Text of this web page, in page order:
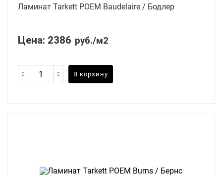
Ламинат Tarkett POEM Baudelaire / Бодлер
Цена: 2386 руб./м2
В корзину